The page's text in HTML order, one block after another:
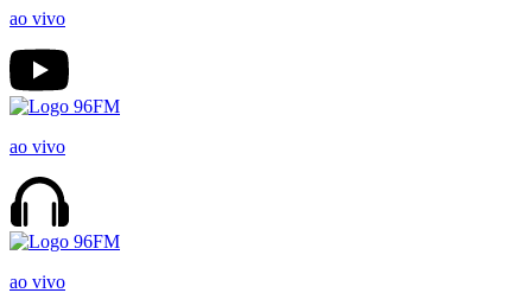
ao vivo
ao vivo
ao vivo